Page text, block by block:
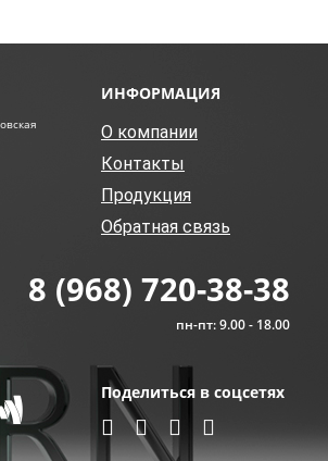
ИНФОРМАЦИЯ
О компании
Контакты
Продукция
Обратная связь
8 (968) 720-38-38
пн-пт: 9.00 - 18.00
Поделиться в соцсетях